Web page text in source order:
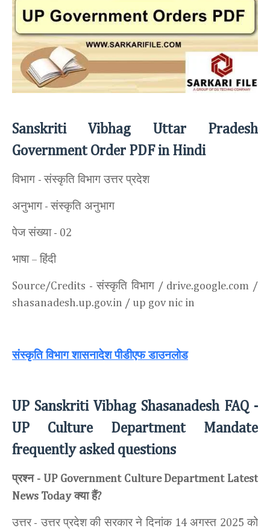
Sanskriti Vibhag Uttar Pradesh
Government Order PDF in Hindi
विभाग - संस्कृति विभाग उत्तर प्रदेश
अनुभाग - संस्कृति अनुभाग
पेज संख्या - 02
भाषा – हिंदी
Source/Credits - संस्कृति विभाग / drive.google.com /
shasanadesh.up.gov.in / up gov nic in
संस्कृति विभाग शासनादेश पीडीएफ डाउनलोड
UP Sanskriti Vibhag Shasanadesh FAQ -
UP Culture Department Mandate
frequently asked questions
प्रश्न - UP Government Culture Department Latest
News Todayक्या हैं?
उत्तर - उत्तर प्रदेश की सरकार ने दिनांक 14अगस्त 2025 को